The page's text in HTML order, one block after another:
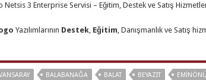
Netsis 3 Enterprise Servisi – Eğitim, Destek ve Satış
Yazılımlarının Destek, Eğitim, Danışmanlık ve Satış
BALABANAĞA BALAT BEYAZIT EMINÖNÜ